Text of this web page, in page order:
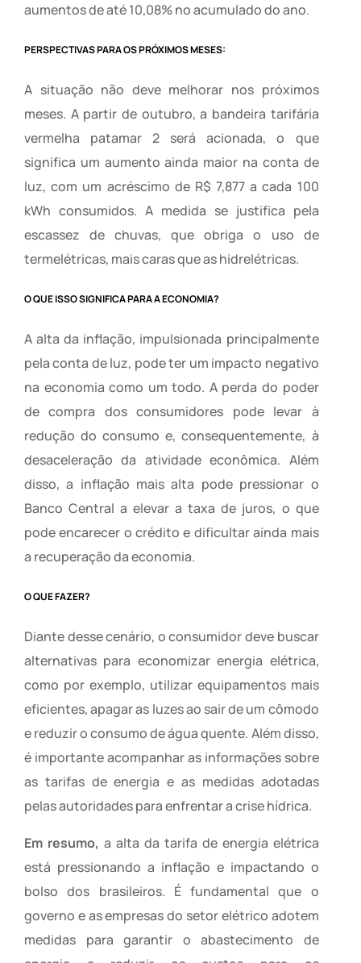
aumentos de até 10,08% no acumulado do ano.
PERSPECTIVAS PARA OS PRÓXIMOS MESES:
A situação não deve melhorar nos próximos
meses. A partir de outubro, a bandeira tarifária
vermelha patamar 2 será acionada, o que
significa um aumento ainda maior na conta de
luz, com um acréscimo de R$ 7,877 a cada 100
kWh consumidos. A medida se justifica pela
escassez de chuvas, que obriga o uso de
termelétricas, mais caras que as hidrelétricas.
O QUE ISSO SIGNIFICA PARA A ECONOMIA?
A alta da inflação, impulsionada principalmente
pela conta de luz, pode ter um impacto negativo
na economia como um todo. A perda do poder
de compra dos consumidores pode levar à
redução do consumo e, consequentemente, à
desaceleração da atividade econômica. Além
disso, a inflação mais alta pode pressionar o
Banco Central a elevar a taxa de juros, o que
pode encarecer o crédito e dificultar ainda mais
a recuperação da economia.
O QUE FAZER?
Diante desse cenário, o consumidor deve buscar
alternativas para economizar energia elétrica,
como por exemplo, utilizar equipamentos mais
eficientes, apagar as luzes ao sair de um cômodo
e reduzir o consumo de água quente. Além disso,
é importante acompanhar as informações sobre
as tarifas de energia e as medidas adotadas
pelas autoridades para enfrentar a crise hídrica.
Em resumo, a alta da tarifa de energia elétrica
está pressionando a inflação e impactando o
bolso dos brasileiros. É fundamental que o
governo e as empresas do setor elétrico adotem
medidas para garantir o abastecimento de